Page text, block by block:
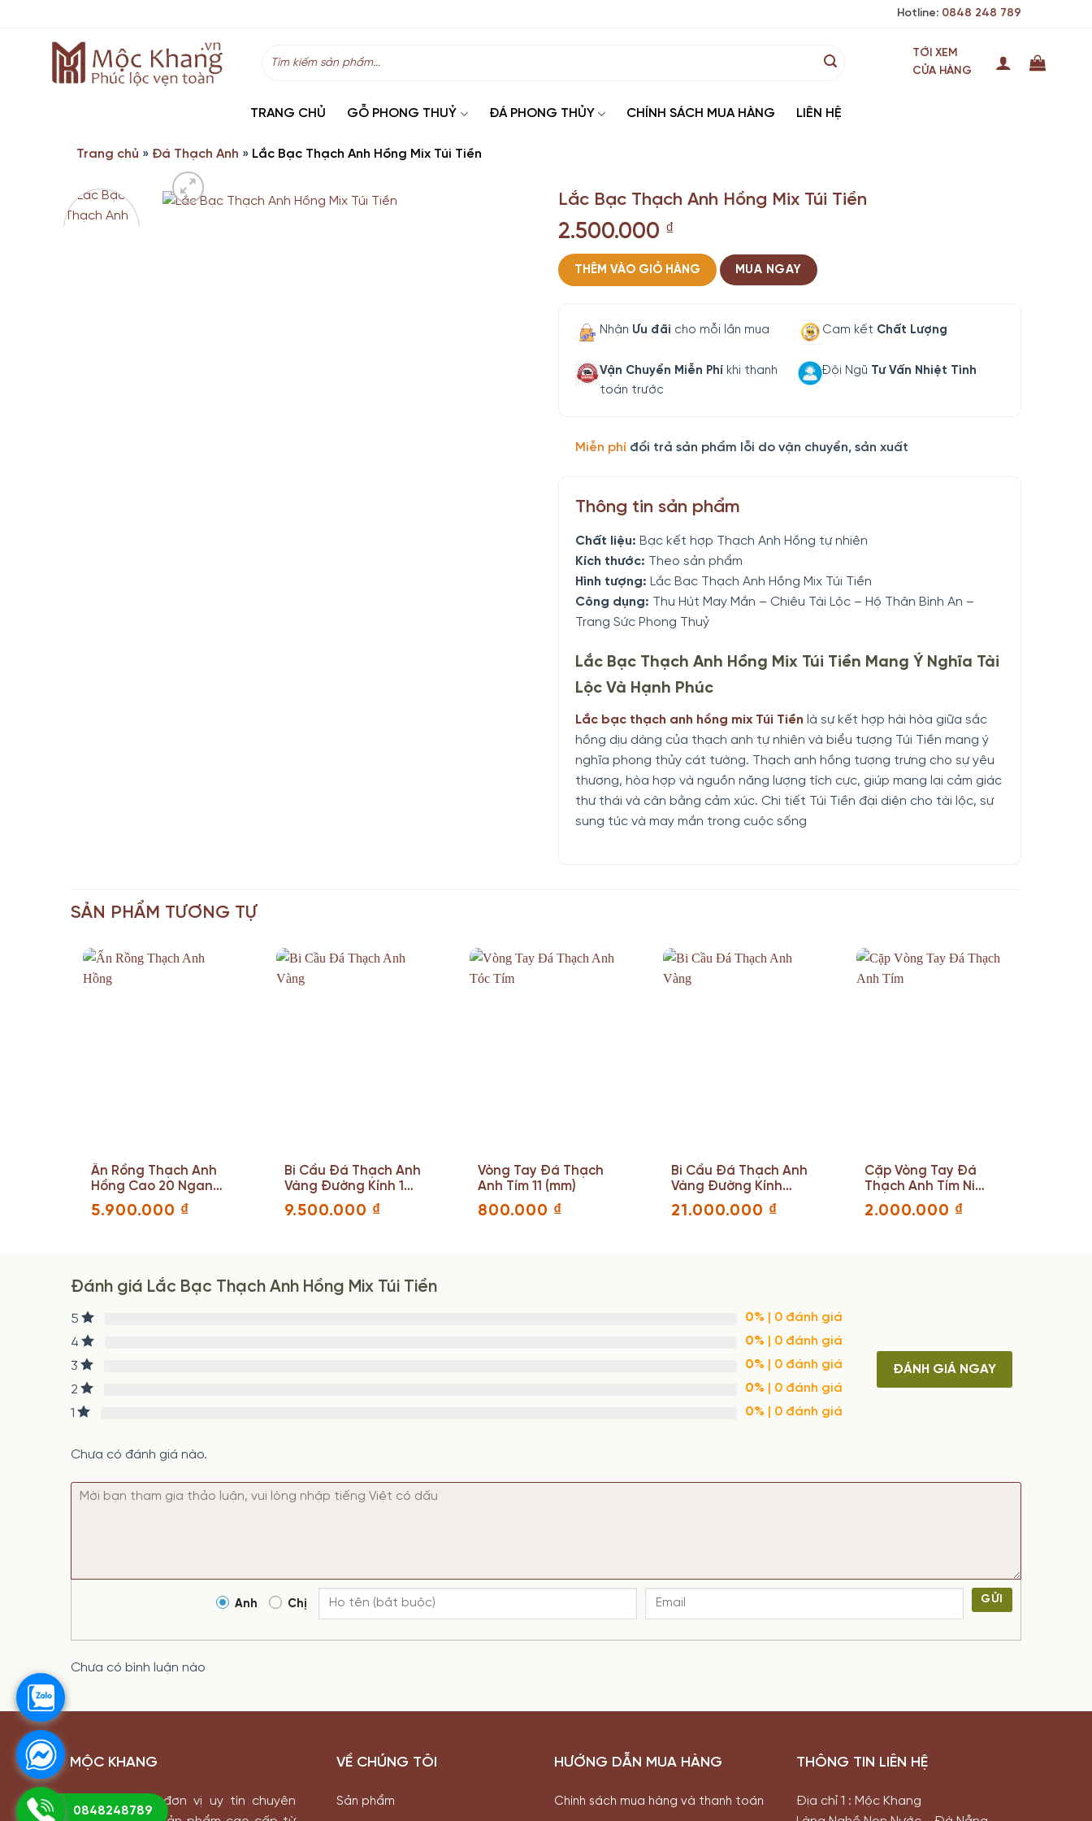
Hotline: 0848 248 789
kiếm:
TỚI XEM
CỬA HÀNG
TRANG CHỦ GỖ PHONG THUỶ ĐÁ PHONG THỦY CHÍNH SÁCH MUA HÀNG LIÊN HỆ
Trang chủ » Đá Thạch Anh » Lắc Bạc Thạch Anh Hồng Mix Túi Tiền
Lắc Bạc Thạch Anh Hồng Mix Túi Tiền
2.500.000 ₫
THÊM VÀO GIỎ HÀNG MUA NGAY
Nhận Ưu đãi cho mỗi lần mua Cam kết Chất Lượng
Vận Chuyển Miễn Phí khi thanh
toán trước
Đội Ngũ Tư Vấn Nhiệt Tình
Miễn phí đổi trả sản phẩm lỗi do vận chuyển, sản xuất
Thông tin sản phẩm
Chất liệu: Bạc kết hợp Thạch Anh Hồng tự nhiên
Kích thước: Theo sản phẩm
Hình tượng: Lắc Bạc Thạch Anh Hồng Mix Túi Tiền
Công dụng: Thu Hút May Mắn – Chiêu Tài Lộc – Hộ Thân Bình An –
Trang Sức Phong Thuỷ
Lắc Bạc Thạch Anh Hồng Mix Túi Tiền Mang Ý Nghĩa Tài
Lộc Và Hạnh Phúc
Lắc bạc thạch anh hồng mix Túi Tiền là sự kết hợp hài hòa giữa sắc
hồng dịu dàng của thạch anh tự nhiên và biểu tượng Túi Tiền mang ý
nghĩa phong thủy cát tường. Thạch anh hồng tượng trưng cho sự yêu
thương, hòa hợp và nguồn năng lượng tích cực, giúp mang lại cảm giác
thư thái và cân bằng cảm xúc. Chi tiết Túi Tiền đại diện cho tài lộc, sự
sung túc và may mắn trong cuộc sống
SẢN PHẨM TƯƠNG TỰ
Ấn Rồng Thạch Anh
Hồng Cao 20 Ngang
10(cm) Nặng 2.765
(kg)
5.900.000 ₫
Bi Cầu Đá Thạch Anh
Vàng Đường Kính 18
(cm)
9.500.000 ₫
Vòng Tay Đá Thạch
Anh Tím 11 (mm)
800.000 ₫
Bi Cầu Đá Thạch Anh
Vàng Đường Kính
18(cm)
21.000.000 ₫
Cặp Vòng Tay Đá
Thạch Anh Tím Ni
54.3 – 57.6(mm)
2.000.000 ₫
Đánh giá Lắc Bạc Thạch Anh Hồng Mix Túi Tiền
5 0% | 0 đánh giá
4
0% | 0 đánh giá
3
0% | 0 đánh giá
2
0% | 0 đánh giá
1
0% | 0 đánh giá
ĐÁNH GIÁ NGAY
Chưa có đánh giá nào.
Anh Chị GỬI
Chưa có bình luận nào
MỘC KHANG
Mộc Khang là đơn vị uy tín chuyên
VỀ CHÚNG TÔI
Sản phẩm
HƯỚNG DẪN MUA HÀNG
Chính sách mua hàng và thanh toán
THÔNG TIN LIÊN HỆ
Địa chỉ 1 : Mộc Khang
0848248789